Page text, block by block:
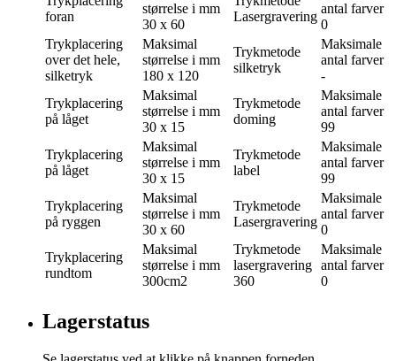
foran
størrelse i mm
30 x 60
Lasergravering
antal farver
0
Trykplacering
over det hele,
silketryk
Maksimal
størrelse i mm
180 x 120
Trykmetode
silketryk
Maksimale
antal farver
-
Trykplacering
på låget
Maksimal
størrelse i mm
30 x 15
Trykmetode
doming
Maksimale
antal farver
99
Trykplacering
på låget
Maksimal
størrelse i mm
30 x 15
Trykmetode
label
Maksimale
antal farver
99
Trykplacering
på ryggen
Maksimal
størrelse i mm
30 x 60
Trykmetode
Lasergravering
Maksimale
antal farver
0
Trykplacering
rundtom
Maksimal
størrelse i mm
300cm2
Trykmetode
lasergravering
360
Maksimale
antal farver
0
Lagerstatus